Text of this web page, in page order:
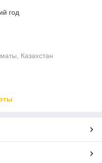
год
Казахстан